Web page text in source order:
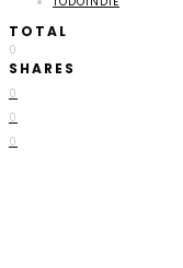
TOTAL
0
SHARES
0
0
0